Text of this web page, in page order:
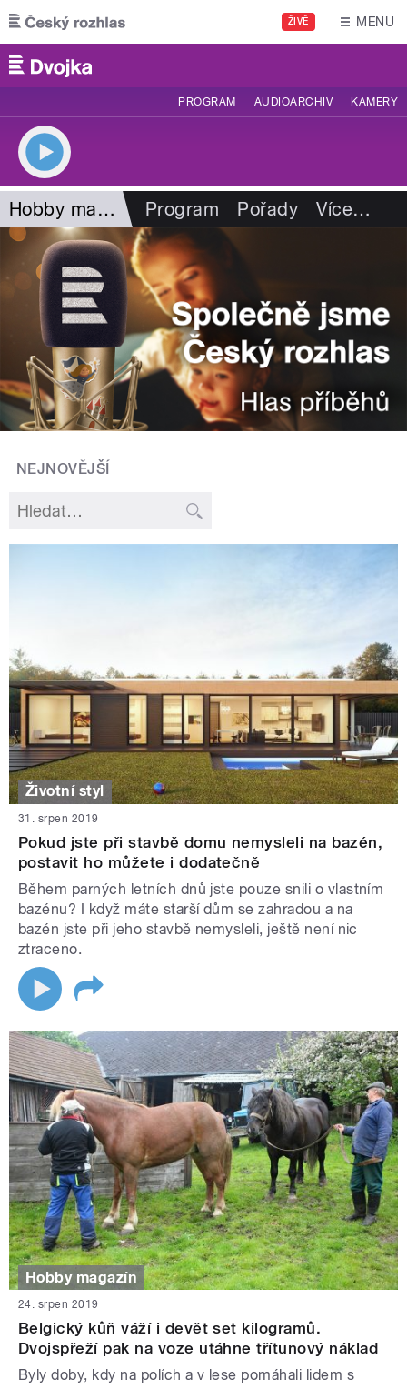
Přejít k hlavnímu obsahu
ŽIVĚ MENU
PROGRAM AUDIOARCHIV KAMERY
Hobby magazín Program Pořady Více…
NEJNOVĚJŠÍ
Životní styl
31. srpen 2019
Pokud jste při stavbě domu nemysleli na bazén,
postavit ho můžete i dodatečně
Během parných letních dnů jste pouze snili o vlastním
bazénu? I když máte starší dům se zahradou a na
bazén jste při jeho stavbě nemysleli, ještě není nic
ztraceno.
Hobby magazín
24. srpen 2019
Belgický kůň váží i devět set kilogramů.
Dvojspřeží pak na voze utáhne třítunový náklad
Byly doby, kdy na polích a v lese pomáhali lidem s